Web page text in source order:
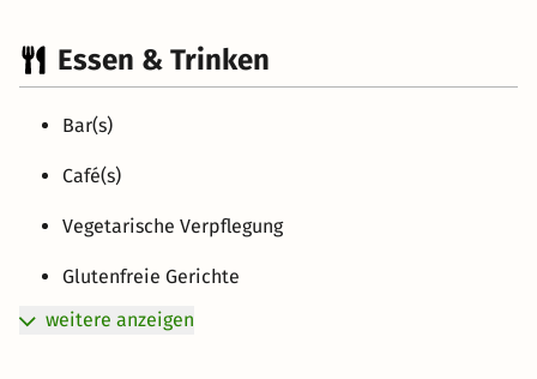
Essen & Trinken
Bar(s)
Café(s)
Vegetarische Verpflegung
Glutenfreie Gerichte
weitere anzeigen